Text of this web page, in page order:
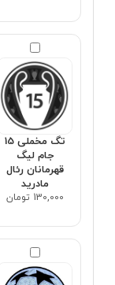
تگ مخملی 15
جام لیگ
قهرمانان رئال
مادرید
130,000 تومان